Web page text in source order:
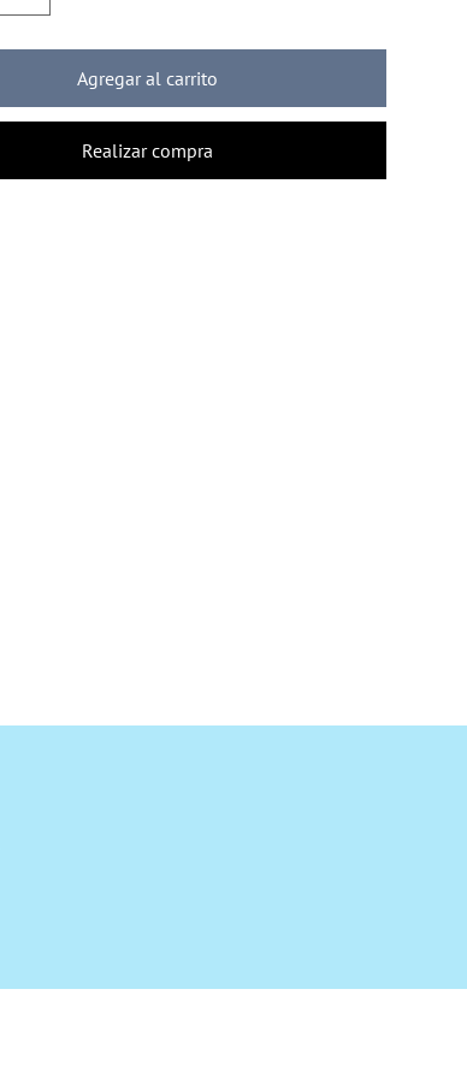
Agregar al carrito
Realizar compra